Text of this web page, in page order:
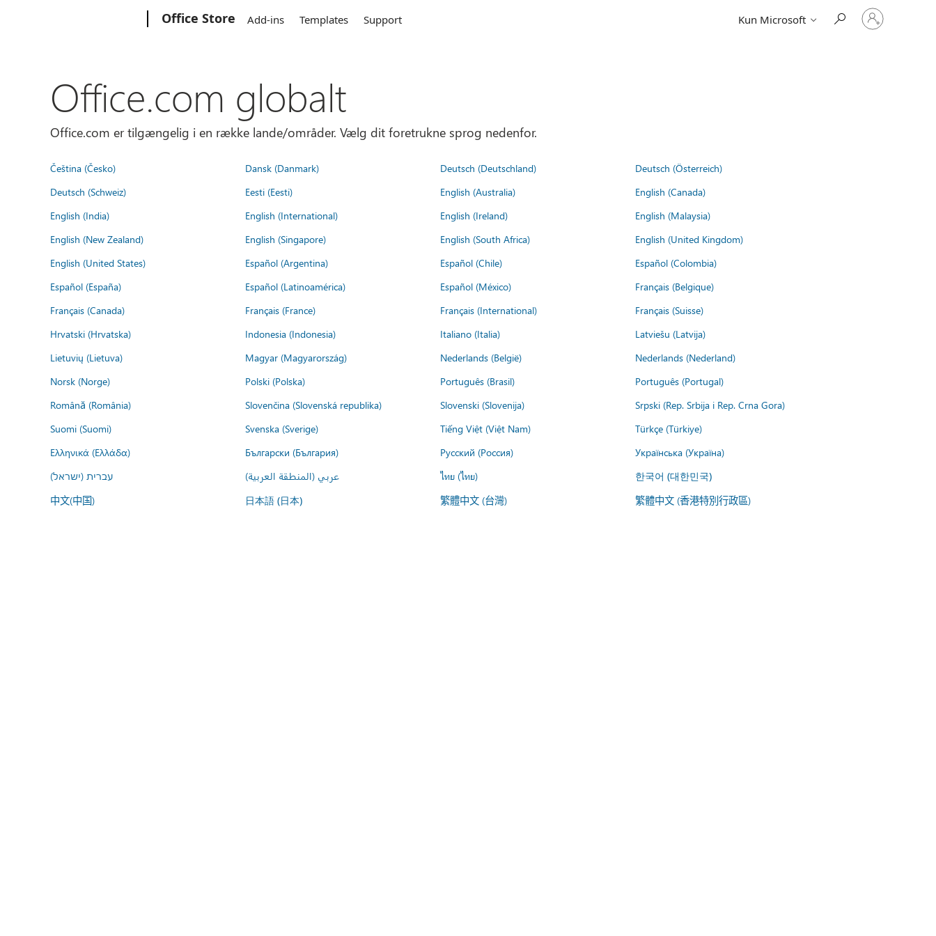
Office Store Add-ins Templates Support Kun Microsoft
Log
på
din
Office.com globalt
Office.com er tilgængelig i en række lande/områder. Vælg dit foretrukne sprog nedenfor.
Čeština (Česko) Dansk (Danmark) Deutsch (Deutschland)
Deutsch (Österreich)
Deutsch (Schweiz)
Eesti (Eesti) English (Australia)
English (Canada)
English (India)
English (International) English (Ireland)
English (Malaysia)
English (New Zealand)
English (Singapore) English (South Africa)
English (United Kingdom)
English (United States)
Español (Argentina) Español (Chile)
Español (Colombia)
Español (España)
Español (Latinoamérica) Español (México)
Français (Belgique)
Français (Canada)
Français (France) Français (International)
Français (Suisse)
Hrvatski (Hrvatska)
Indonesia (Indonesia) Italiano (Italia)
Latviešu (Latvija)
Lietuvių (Lietuva)
Magyar (Magyarország) Nederlands (België)
Nederlands (Nederland)
Norsk (Norge)
Polski (Polska) Português (Brasil)
Português (Portugal)
Română (România)
Slovenčina (Slovenská republika) Slovenski (Slovenija)
Srpski (Rep. Srbija i Rep. Crna Gora)
Suomi (Suomi)
Svenska (Sverige) Tiếng Việt (Việt Nam)
Türkçe (Türkiye)
Ελληνικά (Ελλάδα)
Български (България) Русский (Россия)
Українська (Україна)
עברית (ישראל)
عربي (المنطقة العربية) ไทย (ไทย) 한국어 (대한민국)
中文(中国) 日本語 (日本) 繁體中文 (台灣) 繁體中文 (香港特別行政區)